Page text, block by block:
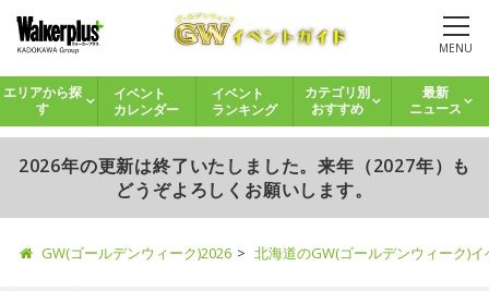
MENU
エリアから探
す
イベント
カレンダー
イベント
ランキング
カテゴリ別
おすすめ
最新
ニュース
2026年の更新は終了いたしました。来年（2027年）も
どうぞよろしくお願いします。
GW(ゴールデンウィーク)2026 北海道のGW(ゴールデンウィーク)